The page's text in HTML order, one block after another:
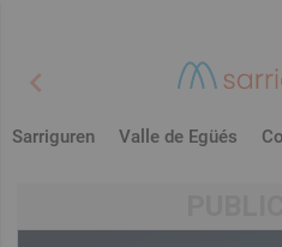
chevron_left
Sarriguren Valle de Egüés